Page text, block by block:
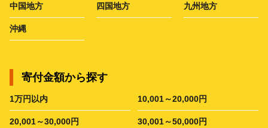
中国地方 四国地方 九州地方
沖縄
寄付金額から探す
1万円以内 10,001～20,000円
20,001～30,000円 30,001～50,000円